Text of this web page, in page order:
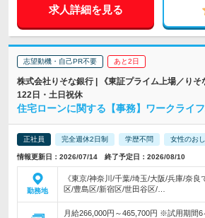
求人詳細を見る
志望動機・自己PR不要 あと2日
株式会社りそな銀行 | 《東証プライム上場／りそ
122日・土日祝休
住宅ローンに関する【事務】ワークライ
正社員 完全週休2日制 学歴不問 女性のお
情報更新日：2026/07/14 終了予定日：2026/08/10
勤務地
《東京/神奈川/千葉/埼玉/大阪/兵庫/奈
区/豊島区/新宿区/世田谷区/…
月給266,000円～465,700円 ※試用期間